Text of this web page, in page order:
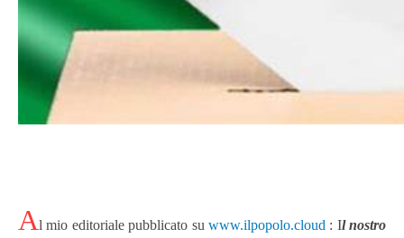
Al mio editoriale pubblicato su www.ilpopolo.cloud : Il nostro